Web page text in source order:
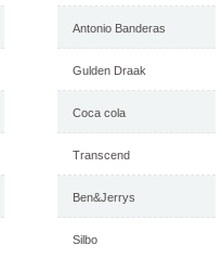
Antonio Banderas
Gulden Draak
Coca cola
Transcend
Ben&Jerrys
Silbo